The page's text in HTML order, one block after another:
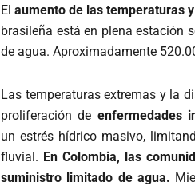
El aumento de las temperaturas
brasileña está en plena estación
de agua. Aproximadamente
Las temperaturas extremas y la
proliferación de enfermedades
un estrés hídrico masivo,
fluvial. En Colombia, las
suministro limitado de agua.